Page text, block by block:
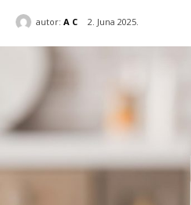
autor: A C 2. Juna 2025.